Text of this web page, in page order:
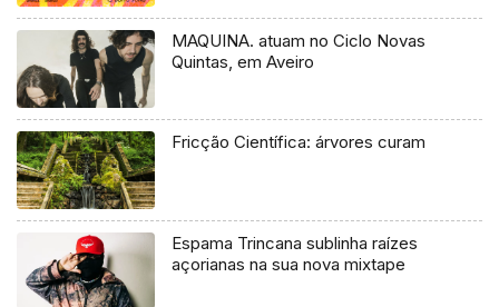
MAQUINA. atuam no Ciclo Novas
Quintas, em Aveiro
Fricção Científica: árvores curam
Espama Trincana sublinha raízes
açorianas na sua nova mixtape